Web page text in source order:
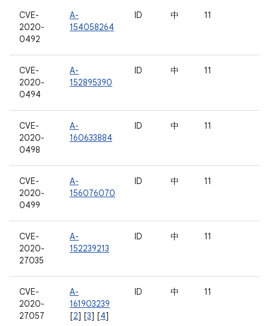
CVE-
2020-
0492
A-
154058264
ID 中 11
CVE-
2020-
0494
A-
152895390
ID 中 11
CVE-
2020-
0498
A-
160633884
ID 中 11
CVE-
2020-
0499
A-
156076070
ID 中 11
CVE-
2020-
27035
A-
152239213
ID 中 11
CVE-
2020-
27057
A-
161903239
[2] [3] [4]
ID 中 11